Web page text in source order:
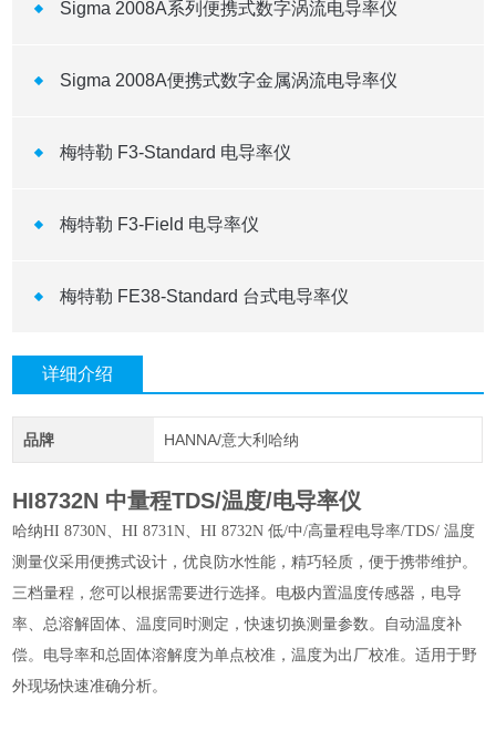
Sigma 2008A系列便携式数字涡流电导率仪
Sigma 2008A便携式数字金属涡流电导率仪
梅特勒 F3-Standard 电导率仪
梅特勒 F3-Field 电导率仪
梅特勒 FE38-Standard 台式电导率仪
详细介绍
品牌 HANNA/意大利哈纳
HI8732N 中量程TDS/温度/电导率仪
哈纳HI 8730N、HI 8731N、HI 8732N 低/中/高量程电导率/TDS/ 温度
测量仪采用便携式设计，优良防水性能，精巧轻质，便于携带维护。
三档量程，您可以根据需要进行选择。电极内置温度传感器，电导
率、总溶解固体、温度同时测定，快速切换测量参数。自动温度补
偿。电导率和总固体溶解度为单点校准，温度为出厂校准。适用于野
外现场快速准确分析。